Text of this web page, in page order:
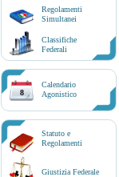
Regolamenti
Simultanei
Classifiche
Federali
8
Calendario
Agonistico
Statuto e
Regolamenti
Giustizia Federale